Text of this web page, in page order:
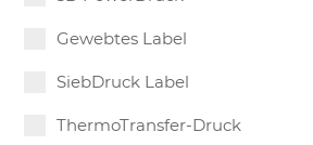
Gewebtes Label
SiebDruck Label
ThermoTransfer-Druck